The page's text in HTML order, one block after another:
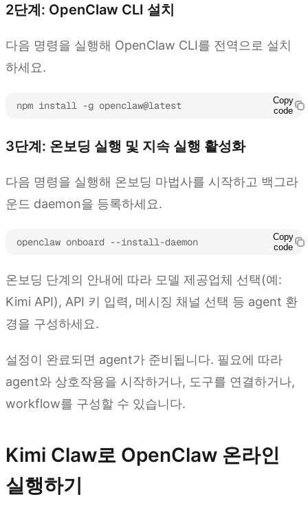
2단계: OpenClaw CLI 설치
다음 명령을 실행해 OpenClaw CLI를 전역으로 설치
하세요.
npm install -g openclaw@latest
Copy
code
3단계: 온보딩 실행 및 지속 실행 활성화
다음 명령을 실행해 온보딩 마법사를 시작하고 백그라
운드 daemon을 등록하세요.
openclaw onboard --install-daemon
Copy
code
온보딩 단계의 안내에 따라 모델 제공업체 선택(예:
Kimi API), API 키 입력, 메시징 채널 선택 등 agent 환
경을 구성하세요.
설정이 완료되면 agent가 준비됩니다. 필요에 따라
agent와 상호작용을 시작하거나, 도구를 연결하거나,
workflow를 구성할 수 있습니다.
Kimi Claw로 OpenClaw 온라인
실행하기